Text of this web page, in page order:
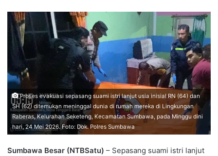
Proses evakuasi sepasang suami istri lanjut usia inisial RN (64) dan
SH (62) ditemukan meninggal dunia di rumah mereka di Lingkungan
Raberas, Kelurahan Seketeng, Kecamatan Sumbawa, pada Minggu dini
hari, 24 Mei 2026. Foto: Dok. Polres Sumbawa
Sumbawa Besar (NTBSatu) – Sepasang suami istri lanjut